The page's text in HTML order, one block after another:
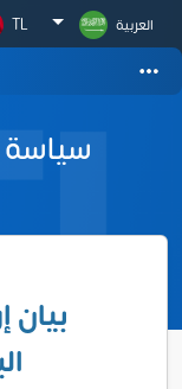
العربية TL